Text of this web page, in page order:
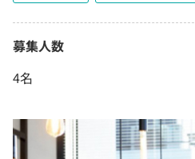
募集人数
4名